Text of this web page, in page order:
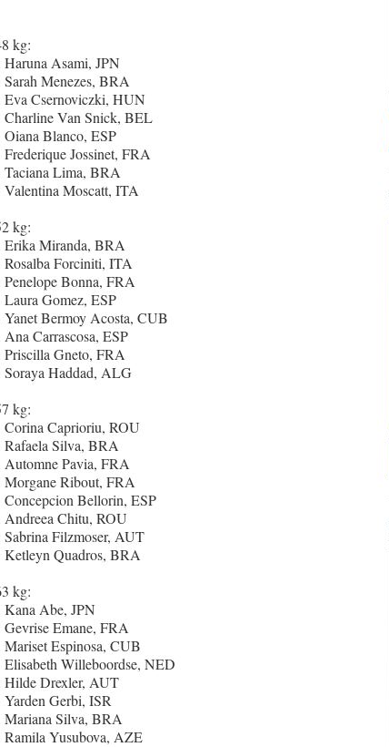
kg:
Haruna Asami, JPN
Sarah Menezes, BRA
Eva Csernoviczki, HUN
Charline Van Snick, BEL
Oiana Blanco, ESP
Frederique Jossinet, FRA
Taciana Lima, BRA
Valentina Moscatt, ITA
kg:
Erika Miranda, BRA
Rosalba Forciniti, ITA
Penelope Bonna, FRA
Laura Gomez, ESP
Yanet Bermoy Acosta, CUB
Ana Carrascosa, ESP
Priscilla Gneto, FRA
Soraya Haddad, ALG
kg:
Corina Caprioriu, ROU
Rafaela Silva, BRA
Automne Pavia, FRA
Morgane Ribout, FRA
Concepcion Bellorin, ESP
Andreea Chitu, ROU
Sabrina Filzmoser, AUT
Ketleyn Quadros, BRA
kg:
Kana Abe, JPN
Gevrise Emane, FRA
Mariset Espinosa, CUB
Elisabeth Willeboordse, NED
Hilde Drexler, AUT
Yarden Gerbi, ISR
Mariana Silva, BRA
Ramila Yusubova, AZE